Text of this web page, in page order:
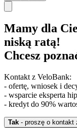
Mamy dla
niską ratą!
Chcesz
Kontakt z VeloBank:
- ofertę, wniosek i
- wsparcie eksperta
- kredyt do 90%
Tak - proszę o kontakt